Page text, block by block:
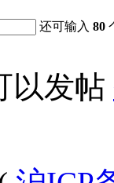
还可输入80
以发帖